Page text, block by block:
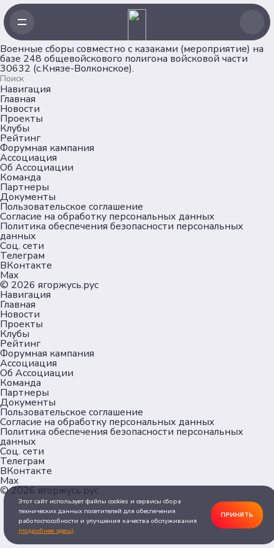
Военные сборы совместно с казаками (мероприятие) на
базе 248 общевойскового полигона войсковой части
30632 (с.Князе-Волконское).
Навигация
Главная
Новости
Проекты
Клубы
Рейтинг
Форумная кампания
Ассоциация
Об Ассоциации
Команда
Партнеры
Документы
Пользовательское соглашение
Согласие на обработку персональных данных
Политика обеспечения безопасности персональных
данных
Соц. сети
Телеграм
ВКонтакте
Max
© 2026 ягоржусь.рус
Навигация
Главная
Новости
Проекты
Клубы
Рейтинг
Форумная кампания
Ассоциация
Об Ассоциации
Команда
Партнеры
Документы
Пользовательское соглашение
Согласие на обработку персональных данных
Политика обеспечения безопасности персональных
данных
Соц. сети
Телеграм
ВКонтакте
Max
© 2026 ягоржусь.рус
Этот сайт использует файлы cookies и сервисы сбора
технических данных посетителей для обеспечения
работоспособности и улучшения качества обслуживания
(подробнее здесь).
ПРИНЯТЬ